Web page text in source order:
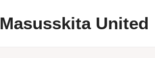
United